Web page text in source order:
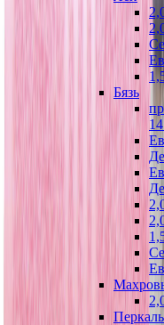
Бязь
Перкаль